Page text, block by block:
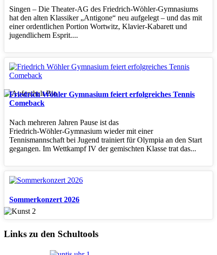
Singen – Die Theater‑AG des Friedrich‑Wöhler‑Gymnasiums
hat den alten Klassiker „Antigone“ neu aufgelegt – und das mit
einer ordentlichen Portion Wortwitz, Klavier‑Kabarett und
jugendlichem Esprit....
Friedrich Wöhler Gymnasium feiert erfolgreiches Tennis
Comeback
Nach mehreren Jahren Pause ist das
Friedrich‑Wöhler‑Gymnasium wieder mit einer
Tennismannschaft bei Jugend trainiert für Olympia an den Start
gegangen. Im Wettkampf IV der gemischten Klasse trat das...
Sommerkonzert 2026
Links zu den Schultools